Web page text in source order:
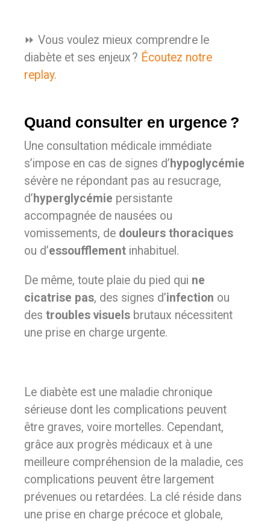
⏩ Vous voulez mieux comprendre le
diabète et ses enjeux ? Écoutez notre
replay.
Quand consulter en urgence ?
Une consultation médicale immédiate
s’impose en cas de signes d’hypoglycémie
sévère ne répondant pas au resucrage,
d’hyperglycémie persistante
accompagnée de nausées ou
vomissements, de douleurs thoraciques
ou d’essoufflement inhabituel.
De même, toute plaie du pied qui ne
cicatrise pas, des signes d’infection ou
des troubles visuels brutaux nécessitent
une prise en charge urgente.
Le diabète est une maladie chronique
sérieuse dont les complications peuvent
être graves, voire mortelles. Cependant,
grâce aux progrès médicaux et à une
meilleure compréhension de la maladie, ces
complications peuvent être largement
prévenues ou retardées. La clé réside dans
une prise en charge précoce et globale,